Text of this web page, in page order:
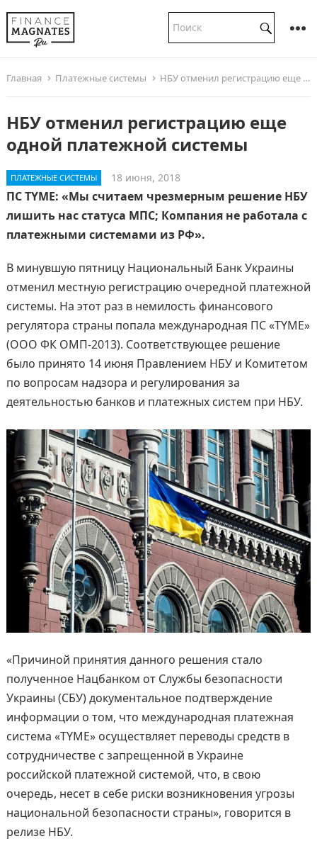
Главная Платежные системы НБУ отменил регистрацию еще одной платежной системы
НБУ отменил регистрацию еще
одной платежной системы
ПЛАТЕЖНЫЕ СИСТЕМЫ 18 июня, 2018
ПС TYME: «Мы считаем чрезмерным решение НБУ
лишить нас статуса МПС; Компания не работала с
платежными системами из РФ».
В минувшую пятницу Национальный Банк Украины
отменил местную регистрацию очередной платежной
системы. На этот раз в немилость финансового
регулятора страны попала международная ПС «TYME»
(ООО ФК ОМП-2013). Соответствующее решение
было принято 14 июня Правлением НБУ и Комитетом
по вопросам надзора и регулирования за
деятельностью банков и платежных систем при НБУ.
«Причиной принятия данного решения стало
полученное Нацбанком от Службы безопасности
Украины (СБУ) документальное подтверждение
информации о том, что международная платежная
система «TYME» осуществляет переводы средств в
сотрудничестве с запрещенной в Украине
российской платежной системой, что, в свою
очередь, несет в себе риски возникновения угрозы
национальной безопасности страны», говорится в
релизе НБУ.